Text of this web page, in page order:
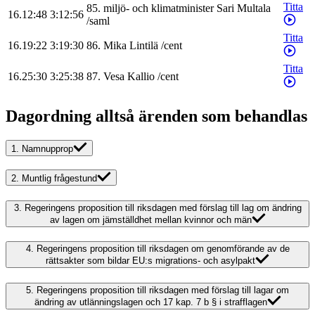
16.12:48 3:12:56
85. miljö- och klimatminister Sari Multala
/saml
Titta
16.19:22 3:19:30 86. Mika Lintilä /cent
Titta
16.25:30 3:25:38 87. Vesa Kallio /cent
Titta
Dagordning alltså ärenden som behandlas
1. Namnupprop
2. Muntlig frågestund
3. Regeringens proposition till riksdagen med förslag till lag om ändring
av lagen om jämställdhet mellan kvinnor och män
4. Regeringens proposition till riksdagen om genomförande av de
rättsakter som bildar EU:s migrations- och asylpakt
5. Regeringens proposition till riksdagen med förslag till lagar om
ändring av utlänningslagen och 17 kap. 7 b § i strafflagen